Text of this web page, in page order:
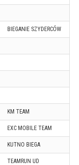
BIEGANIE SZYDERCÓW
KM TEAM
EXC MOBILE TEAM
KUTNO BIEGA
TEAMRUN UD